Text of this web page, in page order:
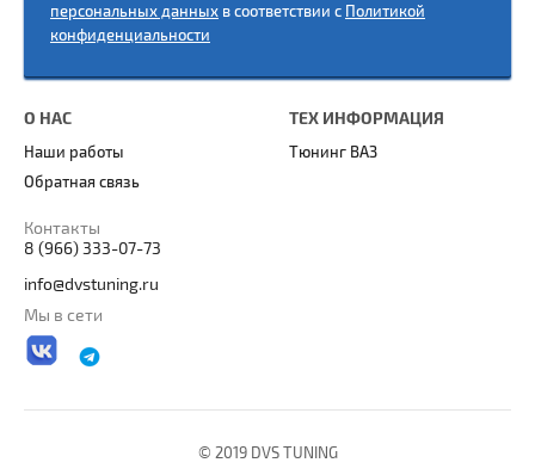
персональных данных в соответствии с Политикой
конфиденциальности
О НАС
Наши работы
Обратная связь
ТЕХ ИНФОРМАЦИЯ
Тюнинг ВАЗ
Контакты
8 (966) 333-07-73
info@dvstuning.ru
Мы в сети
© 2019 DVS TUNING